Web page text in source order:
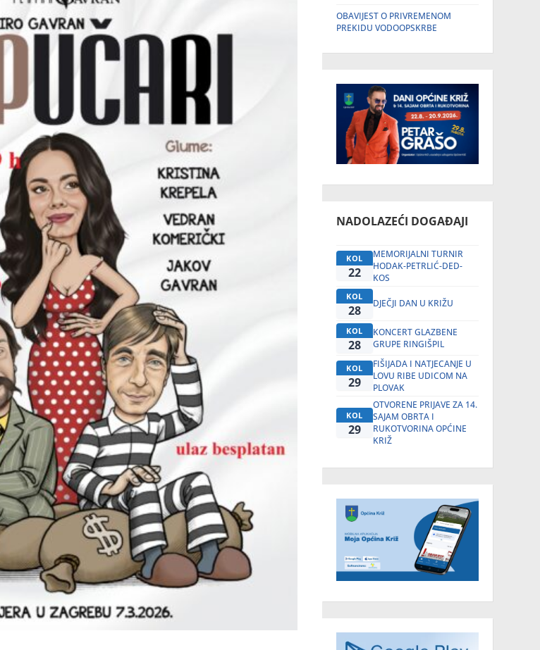
OBAVIJEST O PRIVREMENOM
PREKIDU VODOOPSKRBE
NADOLAZEĆI DOGAĐAJI
KOL
22
MEMORIJALNI TURNIR
HODAK-PETRLIĆ-DED-
KOS
KOL
28 DJEČJI DAN U KRIŽU
KOL
28
KONCERT GLAZBENE
GRUPE RINGIŠPIL
KOL
29
FIŠIJADA I NATJECANJE U
LOVU RIBE UDICOM NA
PLOVAK
KOL
29
OTVORENE PRIJAVE ZA 14.
SAJAM OBRTA I
RUKOTVORINA OPĆINE
KRIŽ